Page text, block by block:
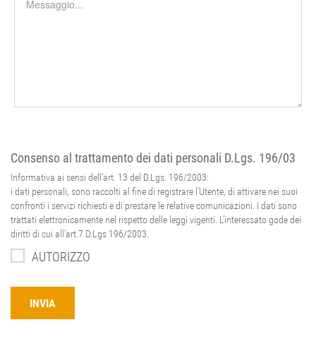
Consenso al trattamento dei dati personali D.Lgs. 196/03
Informativa ai sensi dell’art. 13 del D.Lgs. 196/2003:
i dati personali, sono raccolti al fine di registrare l’Utente, di attivare nei suoi
confronti i servizi richiesti e di prestare le relative comunicazioni. I dati sono
trattati elettronicamente nel rispetto delle leggi vigenti. L’interessato gode dei
diritti di cui all’art.7 D.Lgs 196/2003.
AUTORIZZO